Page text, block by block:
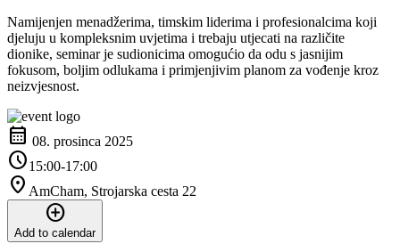
Namijenjen menadžerima, timskim liderima i profesionalcima koji
djeluju u kompleksnim uvjetima i trebaju utjecati na različite
dionike, seminar je sudionicima omogućio da odu s jasnijim
fokusom, boljim odlukama i primjenjivim planom za vođenje kroz
neizvjesnost.
calendar_month 08. prosinca 2025
schedule15:00-17:00
location_on AmCham, Strojarska cesta 22
add_circle
Add to calendar